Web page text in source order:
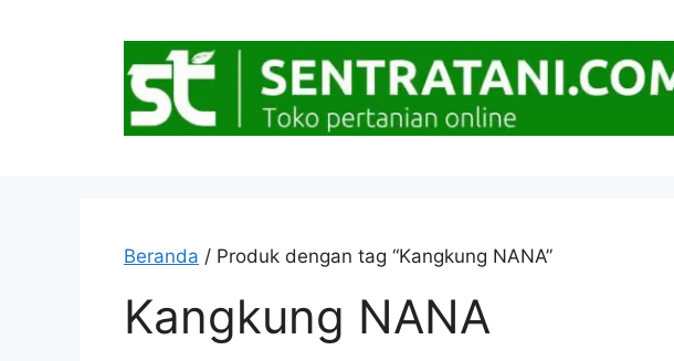
Beranda / Produk dengan tag “Kangkung NANA”
Kangkung NANA